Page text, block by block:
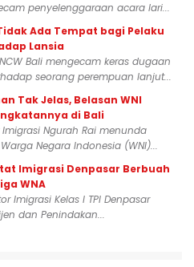
penyelenggaraan acara lari...
Ada Tempat bagi Pelaku
Lansia
Bali mengecam keras dugaan
seorang perempuan lanjut...
Tak Jelas, Belasan WNI
di Bali
Imigrasi Ngurah Rai menunda
Negara Indonesia (WNI)...
Imigrasi Denpasar Berbuah
WNA
Imigrasi Kelas I TPI Denpasar
dan Penindakan...